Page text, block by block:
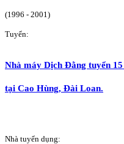
(1996 - 2001)
Tuyển:
Nhà máy Dịch Đằng tuyển
tại Cao Hùng, Đài Loan.
Nhà tuyển dụng: